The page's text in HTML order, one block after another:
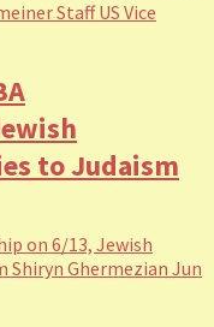
Staff US Vice
to Judaism
on 6/13, Jewish
Shiryn Ghermezian Jun